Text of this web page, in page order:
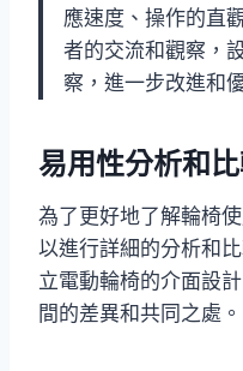
應速度、操作的直
者的交流和觀察，
察，進一步改進和
易用性分析和
為了更好地了解輪椅
以進行詳細的分析和
立電動輪椅的介面設
間的差異和共同之處。